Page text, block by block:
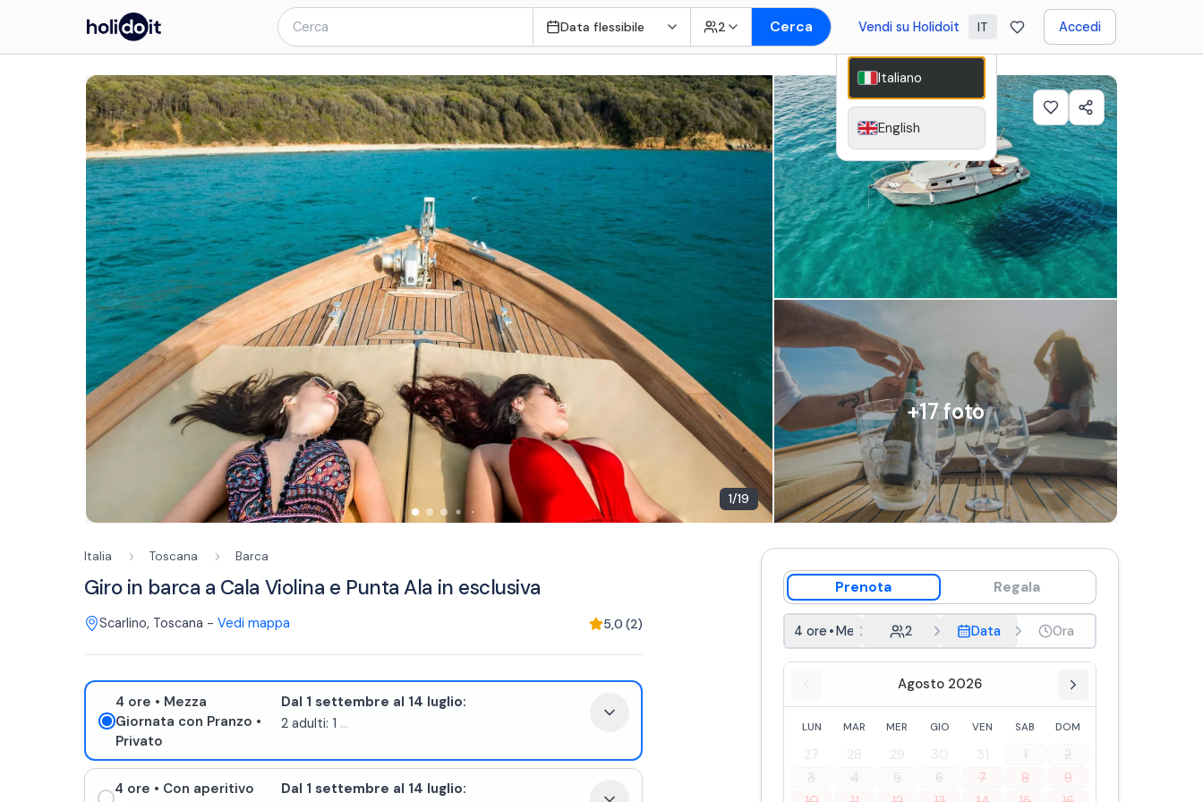
Data flessibile 2 Cerca Vendi su Holidoit IT Accedi
1/19
+17foto
Italia Toscana Barca
Giro in barca a Cala Violina e Punta Ala in esclusiva
Scarlino, Toscana - Vedi mappa 5,0 (2)
4 ore • Mezza
Giornata con Pranzo •
Privato
Dal 1 settembre al 14 luglio:
2 adulti: 1 ...
4 ore • Con aperitivo
Dal 1 settembre al 14 luglio:
Prenota Regala
4 ore •Mezza Giornata con Pranzo
2 Data Ora
Agosto 2026
LUN MAR MER GIO VEN SAB DOM
27 28 29 30 31 1
2
3
4 5 6 7 8
9
Italiano
English